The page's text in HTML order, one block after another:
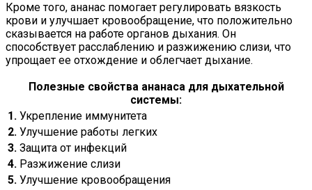
Кроме того, ананас помогает регулировать вязкость
крови и улучшает кровообращение, что положительно
сказывается на работе органов дыхания. Он
способствует расслаблению и разжижению слизи, что
упрощает ее отхождение и облегчает дыхание.
Полезные свойства ананаса для дыхательной
системы:
1. Укрепление иммунитета
2. Улучшение работы легких
3. Защита от инфекций
4. Разжижение слизи
5. Улучшение кровообращения